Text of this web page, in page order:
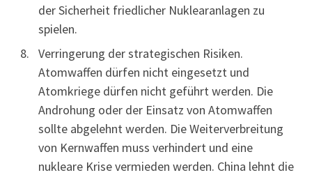
der Sicherheit friedlicher Nuklearanlagen zu
spielen.
Verringerung der strategischen Risiken.
Atomwaffen dürfen nicht eingesetzt und
Atomkriege dürfen nicht geführt werden. Die
Androhung oder der Einsatz von Atomwaffen
sollte abgelehnt werden. Die Weiterverbreitung
von Kernwaffen muss verhindert und eine
nukleare Krise vermieden werden. China lehnt die